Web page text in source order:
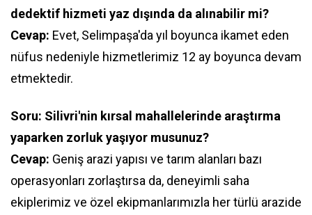
dedektif hizmeti yaz dışında da alınabilir mi?
Cevap: Evet, Selimpaşa'da yıl boyunca ikamet eden
nüfus nedeniyle hizmetlerimiz 12 ay boyunca devam
etmektedir.
Soru: Silivri'nin kırsal mahallelerinde araştırma
yaparken zorluk yaşıyor musunuz?
Cevap: Geniş arazi yapısı ve tarım alanları bazı
operasyonları zorlaştırsa da, deneyimli saha
ekiplerimiz ve özel ekipmanlarımızla her türlü arazide